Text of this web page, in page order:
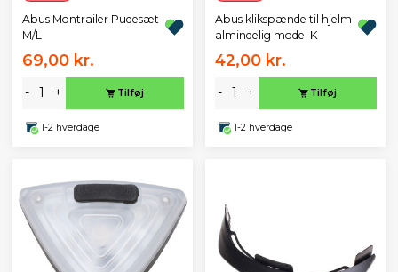
Abus Montrailer Pudesæt
M/L
69,00 kr.
- + Tilføj
1-2 hverdage
Abus klikspænde til hjelm
almindelig model K
42,00 kr.
- + Tilføj
1-2 hverdage